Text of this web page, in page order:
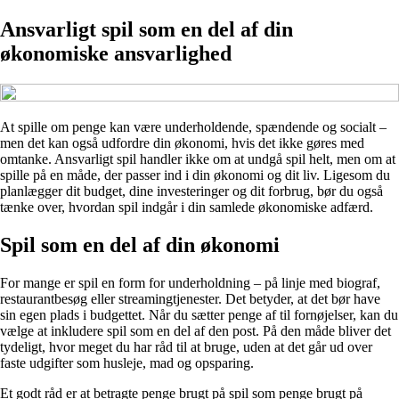
Ansvarligt spil som en del af din
økonomiske ansvarlighed
At spille om penge kan være underholdende, spændende og socialt –
men det kan også udfordre din økonomi, hvis det ikke gøres med
omtanke. Ansvarligt spil handler ikke om at undgå spil helt, men om at
spille på en måde, der passer ind i din økonomi og dit liv. Ligesom du
planlægger dit budget, dine investeringer og dit forbrug, bør du også
tænke over, hvordan spil indgår i din samlede økonomiske adfærd.
Spil som en del af din økonomi
For mange er spil en form for underholdning – på linje med biograf,
restaurantbesøg eller streamingtjenester. Det betyder, at det bør have
sin egen plads i budgettet. Når du sætter penge af til fornøjelser, kan du
vælge at inkludere spil som en del af den post. På den måde bliver det
tydeligt, hvor meget du har råd til at bruge, uden at det går ud over
faste udgifter som husleje, mad og opsparing.
Et godt råd er at betragte penge brugt på spil som penge brugt på